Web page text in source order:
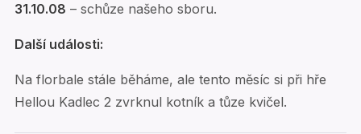
31.10.08 – schůze našeho sboru.
Další události:
Na florbale stále běháme, ale tento měsíc si při hře
Hellou Kadlec 2 zvrknul kotník a tůze kvičel.